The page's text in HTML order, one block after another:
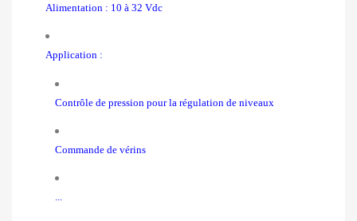
Alimentation : 10 à 32 Vdc
Application :
Contrôle de pression pour la régulation de niveaux
Commande de vérins
...